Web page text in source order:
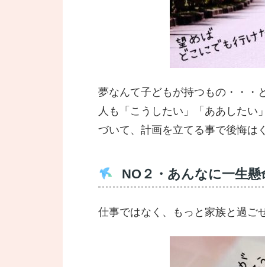
夢なんて子どもが持つもの・・・
人も「こうしたい」「ああした
づいて、計画を立てる事で後悔は
NO２・あんなに一生
仕事ではなく、もっと家族と過ご